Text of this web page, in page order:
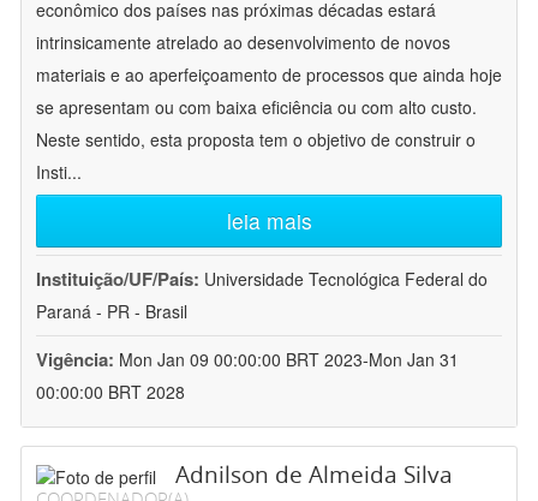
econômico dos países nas próximas décadas estará
intrinsicamente atrelado ao desenvolvimento de novos
materiais e ao aperfeiçoamento de processos que ainda hoje
se apresentam ou com baixa eficiência ou com alto custo.
Neste sentido, esta proposta tem o objetivo de construir o
Insti...
leia mais
Instituição/UF/País: Universidade Tecnológica Federal do
Paraná - PR - Brasil
Vigência: Mon Jan 09 00:00:00 BRT 2023-Mon Jan 31
00:00:00 BRT 2028
Adnilson de Almeida Silva